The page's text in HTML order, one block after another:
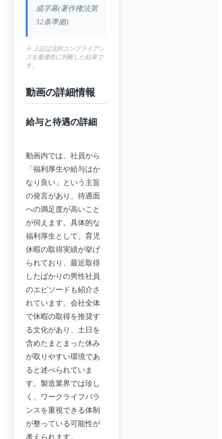
成字幕(著作権法第
32条準拠)
※ 上記は法的コンプライアン
スを最優先に判断した結果で
す。
動画の詳細情報
給与と待遇の詳細
動画内では、社員から
「福利厚生や給与はか
なり良い」という主旨
の発言があり、待遇面
への満足度が高いこと
が伺えます。具体的な
福利厚生として、育児
休暇の取得実績が挙げ
られており、最近取得
したばかりの男性社員
のエピソードも紹介さ
れています。会社全体
で休暇の取得を推奨す
る文化があり、土日を
含めたまとまった休み
が取りやすい環境であ
ると述べられていま
す。製造業界では珍し
く、ワークライフバラ
ンスを重視できる体制
が整っている可能性が
考えられます。